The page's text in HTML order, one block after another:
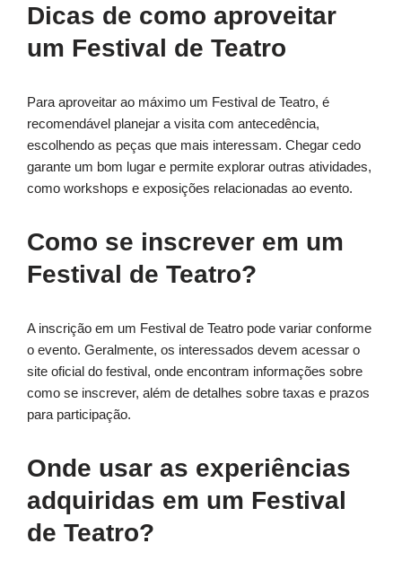
Dicas de como aproveitar
um Festival de Teatro
Para aproveitar ao máximo um Festival de Teatro, é
recomendável planejar a visita com antecedência,
escolhendo as peças que mais interessam. Chegar cedo
garante um bom lugar e permite explorar outras atividades,
como workshops e exposições relacionadas ao evento.
Como se inscrever em um
Festival de Teatro?
A inscrição em um Festival de Teatro pode variar conforme
o evento. Geralmente, os interessados devem acessar o
site oficial do festival, onde encontram informações sobre
como se inscrever, além de detalhes sobre taxas e prazos
para participação.
Onde usar as experiências
adquiridas em um Festival
de Teatro?